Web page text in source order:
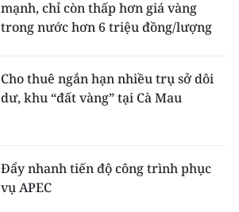
mạnh, chỉ còn thấp hơn giá vàng
trong nước hơn 6 triệu đồng/lượng
Cho thuê ngắn hạn nhiều trụ sở dôi
dư, khu “đất vàng” tại Cà Mau
Đẩy nhanh tiến độ công trình phục
vụ APEC